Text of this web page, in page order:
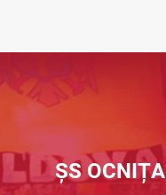
ȘS OCNIȚA